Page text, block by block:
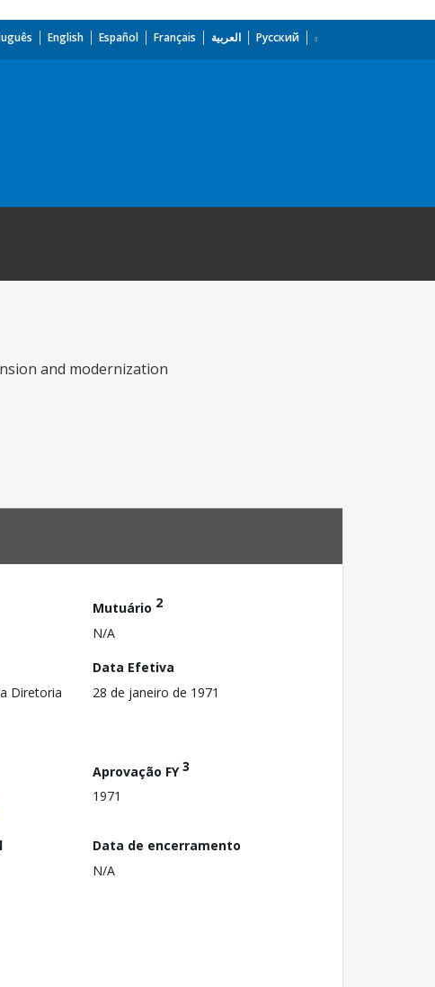
English Español Français العربية Русский
and modernization
Mutuário 2
N/A
Diretoria
Data Efetiva
28 de janeiro de 1971
Aprovação FY3
1971
Data de encerramento
N/A